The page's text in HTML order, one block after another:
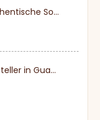
TSY Food präsentiert authentische Sojasauce auf der SIAL PARIS 2024
Premium-TSY-Nudelhersteller in Guangdong